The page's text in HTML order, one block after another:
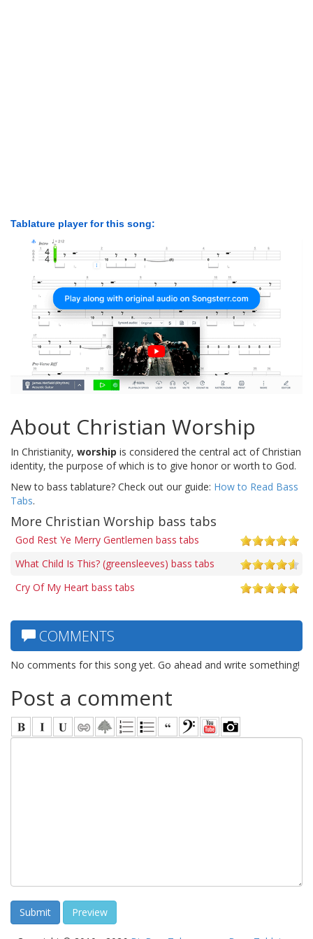
Tablature player for this song:
About Christian Worship
In Christianity, worship is considered the central act of Christian
identity, the purpose of which is to give honor or worth to God.
New to bass tablature? Check out our guide: How to Read Bass
Tabs.
More Christian Worship bass tabs
God Rest Ye Merry Gentlemen bass tabs
What Child Is This? (greensleeves) bass tabs
Cry Of My Heart bass tabs
COMMENTS
No comments for this song yet. Go ahead and write something!
Post a comment